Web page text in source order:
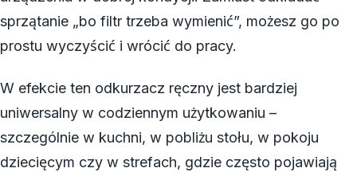
sprzątanie „bo filtr trzeba wymienić”, możesz go po
prostu wyczyścić i wrócić do pracy.
W efekcie ten odkurzacz ręczny jest bardziej
uniwersalny w codziennym użytkowaniu –
szczególnie w kuchni, w pobliżu stołu, w pokoju
dziecięcym czy w strefach, gdzie często pojawiają